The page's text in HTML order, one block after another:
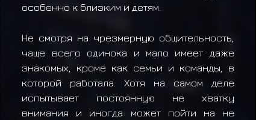
особенно к близким и детям.
Не смотря на чрезмерную общительность,
чаще всего одинока и мало имеет даже
знакомых, кроме как семьи и команды, в
которой работала. Хотя на самом деле
испытывает постоянную не хватку
внимания и иногда может пойти на не